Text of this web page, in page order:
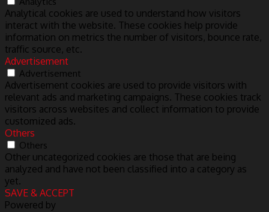
Analytical cookies are used to understand how visitors
interact with the website. These cookies help provide
information on metrics the number of visitors, bounce rate,
traffic source, etc.
Advertisement
Advertisement
Advertisement cookies are used to provide visitors with
relevant ads and marketing campaigns. These cookies track
visitors across websites and collect information to provide
customized ads.
Others
Others
Other uncategorized cookies are those that are being
analyzed and have not been classified into a category as
yet.
SAVE & ACCEPT
Powered by